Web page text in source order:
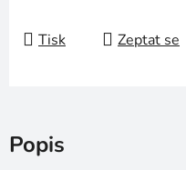
Tisk Zeptat se
Popis